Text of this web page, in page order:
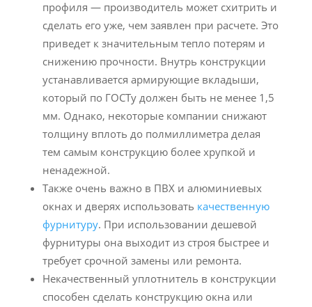
профиля — производитель может схитрить и
сделать его уже, чем заявлен при расчете. Это
приведет к значительным тепло потерям и
снижению прочности. Внутрь конструкции
устанавливается армирующие вкладыши,
который по ГОСТу должен быть не менее 1,5
мм. Однако, некоторые компании снижают
толщину вплоть до полмиллиметра делая
тем самым конструкцию более хрупкой и
ненадежной.
Также очень важно в ПВХ и алюминиевых
окнах и дверях использовать качественную
фурнитуру. При использовании дешевой
фурнитуры она выходит из строя быстрее и
требует срочной замены или ремонта.
Некачественный уплотнитель в конструкции
способен сделать конструкцию окна или